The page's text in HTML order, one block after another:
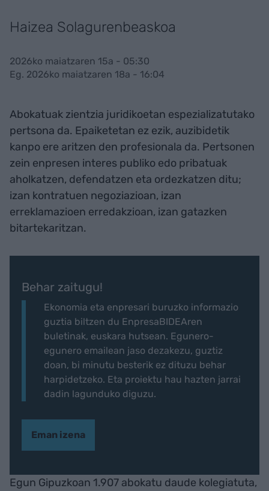
Haizea Solagurenbeaskoa
2026ko maiatzaren 15a - 05:30
Eg. 2026ko maiatzaren 18a - 16:04
Abokatuak zientzia juridikoetan espezializatutako
pertsona da. Epaiketetan ez ezik, auzibidetik
kanpo ere aritzen den profesionala da. Pertsonen
zein enpresen interes publiko edo pribatuak
aholkatzen, defendatzen eta ordezkatzen ditu;
izan kontratuen negoziazioan, izan
erreklamazioen erredakzioan, izan gatazken
bitartekaritzan.
Behar zaitugu!
Ekonomia eta enpresari buruzko informazio
guztia biltzen du EnpresaBIDEAren
buletinak, euskara hutsean. Egunero-
egunero emailean jaso dezakezu, guztiz
doan, bi minutu besterik ez dituzu behar
harpidetzeko. Eta proiektu hau hazten jarrai
dadin lagunduko diguzu.
Eman izena
Egun Gipuzkoan 1.907 abokatu daude kolegiatuta,